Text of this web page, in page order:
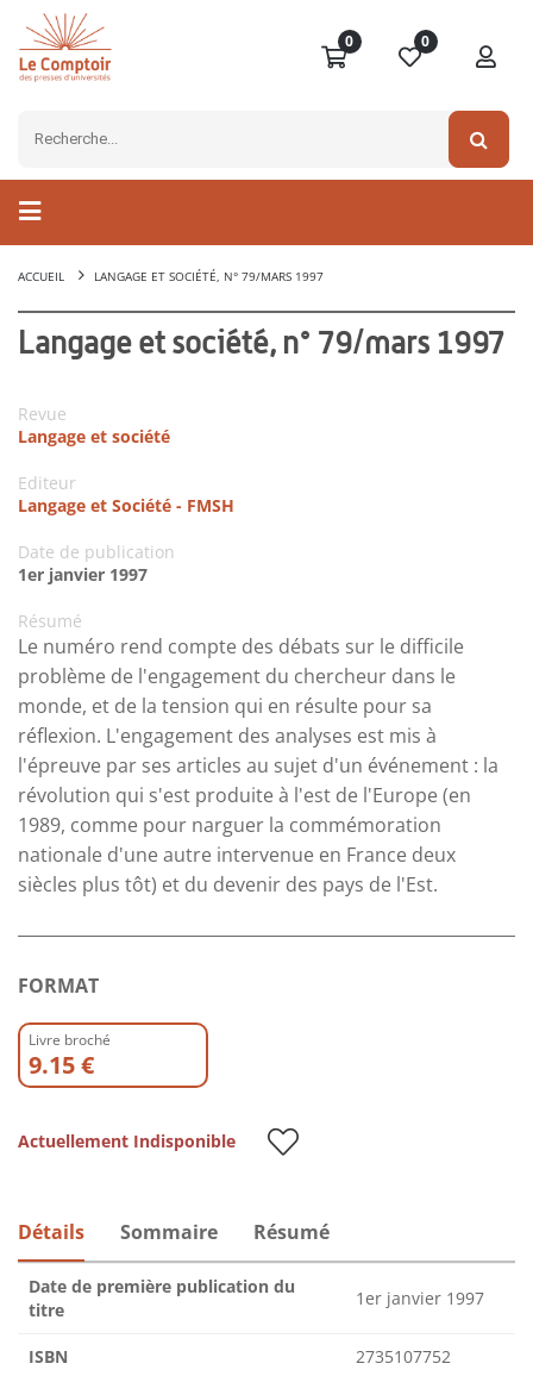
0 0
ACCUEIL LANGAGE ET SOCIÉTÉ, N° 79/MARS 1997
Langage et société, n° 79/mars 1997
Revue
Langage et société
Editeur
Langage et Société - FMSH
Date de publication
1er janvier 1997
Résumé
Le numéro rend compte des débats sur le difficile
problème de l'engagement du chercheur dans le
monde, et de la tension qui en résulte pour sa
réflexion. L'engagement des analyses est mis à
l'épreuve par ses articles au sujet d'un événement : la
révolution qui s'est produite à l'est de l'Europe (en
1989, comme pour narguer la commémoration
nationale d'une autre intervenue en France deux
siècles plus tôt) et du devenir des pays de l'Est.
FORMAT
Livre broché
9.15 €
Actuellement Indisponible
Détails Sommaire Résumé
Date de première publication du
titre
1er janvier 1997
ISBN 2735107752